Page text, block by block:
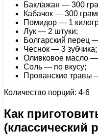
Баклажан — 300
Кабачок — 300
Помидор — 1
Лук — 2 штуки;
Болгарский перец
Чеснок — 3 зубчика;
Оливковое масло
Соль — по вкусу;
Прованские травы
Количество порций: 4-6
Как
(классический